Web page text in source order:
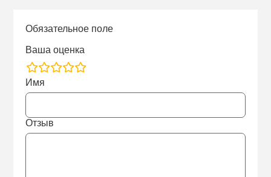
Обязательное поле
Ваша оценка
rating
fields
Имя
Отзыв